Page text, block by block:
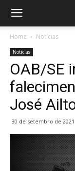
Home Notícias
Notícias
OAB/SE
José
30 de setembro de 2021